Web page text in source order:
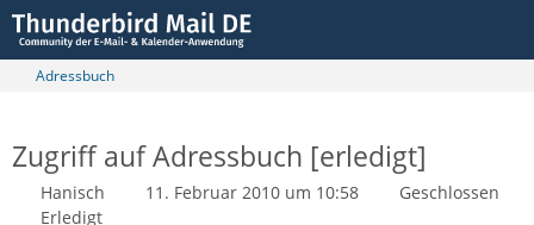
Adressbuch
Zugriff auf Adressbuch [erledigt]
Hanisch 11. Februar 2010 um 10:58
Geschlossen
Erledigt